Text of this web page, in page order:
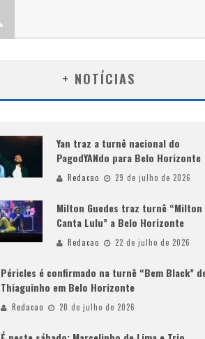
+ NOTÍCIAS
Yan traz a turnê nacional do
PagodYANdo para Belo Horizonte
Redacao 29 de julho de 2026
Milton Guedes traz turnê “Milton
Canta Lulu” a Belo Horizonte
Redacao 22 de julho de 2026
Péricles é confirmado na turnê “Bem Black”
Thiaguinho em Belo Horizonte
Redacao 20 de julho de 2026